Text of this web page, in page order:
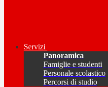
Servizi
Panoramica
Famiglie e studenti
Personale scolastico
Percorsi di studio